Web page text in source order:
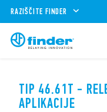
RAZIŠČITE FINDER
TIP 46.61T -
APLIKACIJE